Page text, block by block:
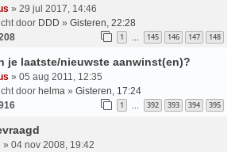
» 29 jul 2017, 14:46
door DDD » Gisteren, 22:28
1 … 145 146 147 148
je laatste/nieuwste aanwinst(en)?
» 05 aug 2011, 12:35
door helma » Gisteren, 17:24
1 … 392 393 394 395
» 04 nov 2008, 19:42